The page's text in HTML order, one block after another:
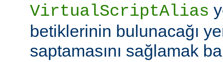
VirtualScriptAlias
betiklerinin bulunacağı
saptamasını sağlamak